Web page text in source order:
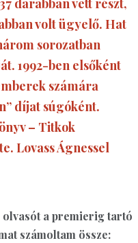
darabban vett részt,
volt ügyelő. Hat
sorozatban
1992-ben elsőként
számára
díjat súgóként.
– Titkok
Lovass Ágnessel
olvasót a premierig tartó
számoltam össze: